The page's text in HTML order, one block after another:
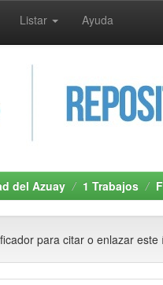
Listar Ayuda
del Azuay 1 Trabajos
para citar o enlazar este